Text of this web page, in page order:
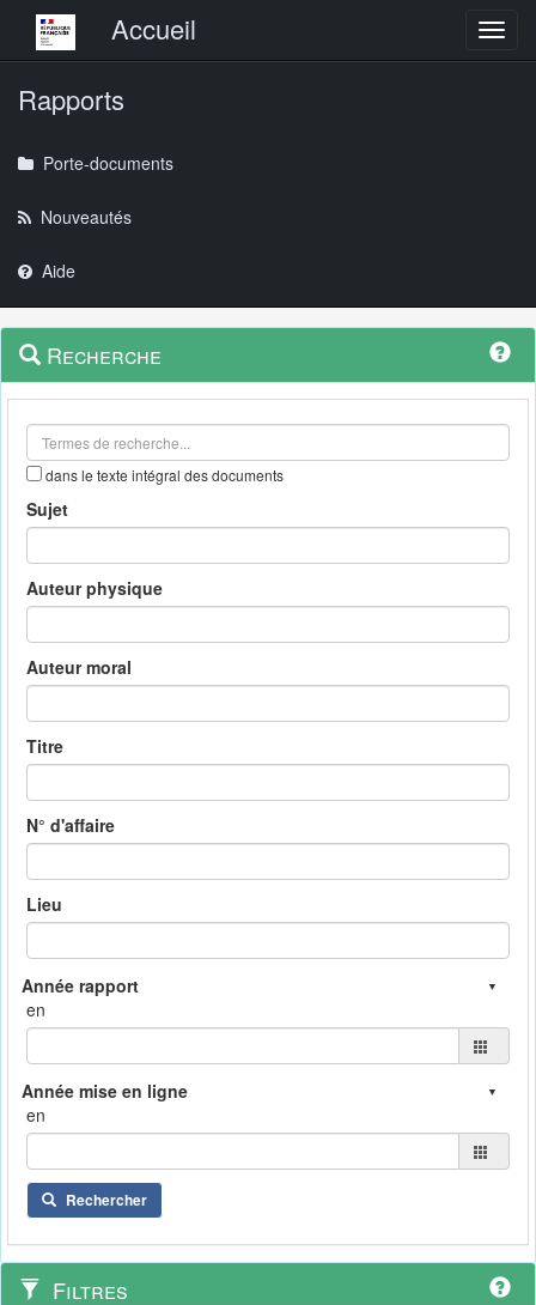
Menu principalAccueil
Rapports
Porte-documents
Nouveautés
Aide
Navigation
outils
Menu
contextuel
Recherche
dans le texte intégral des documents
Sujet
Auteur physique
Auteur moral
Titre
N° d'affaire
Lieu
en
en
Rechercher
Filtres